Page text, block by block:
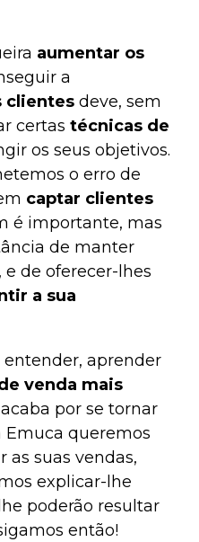
aumentar os
a
clientes deve, sem
certas técnicas de
os seus objetivos.
o erro de
captar clientes
é importante, mas
de manter
de oferecer-lhes
a sua
entender, aprender
venda mais
por se tornar
Emuca queremos
suas vendas,
explicar-lhe
poderão resultar
então!